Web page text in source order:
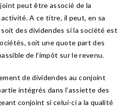
peut être associé de la
A ce titre, il peut, en sa
des dividendes si la société est
soit une quote part des
de l’impôt sur le revenu.
de dividendes au conjoint
intégrés dans l’assiette des
conjoint si celui-ci a la qualité